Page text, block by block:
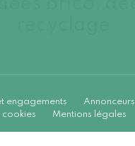
engagements Annonceurs
cookies
Mentions légales